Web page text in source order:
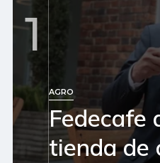
1
AGRO
Fedecafe
tienda de